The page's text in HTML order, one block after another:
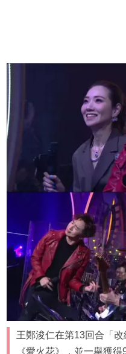
王鄭浚仁在第13回合「
《愛火花》，並一舉獲